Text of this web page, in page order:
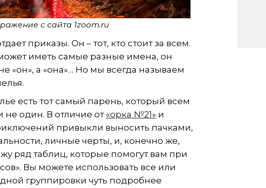
с сайта 1zoom.ru
приказы. Он – тот, кто стоит за всем.
иметь самые разные имена, он
«он», а «она»… Но мы всегда называем
есть тот самый парень, который всем
не один. В отличие от«орка №21» и
привыкли выносить пачками,
личные черты, и, конечно же,
ряд таблиц, которые помогут вам при
Вы можете использовать все или
группировки чуть подробнее